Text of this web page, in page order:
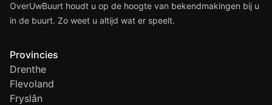
OverUwBuurt houdt u op de hoogte van bekendmakingen bij u
in de buurt. Zo weet u altijd wat er speelt.
Provincies
Drenthe
Flevoland
Fryslân